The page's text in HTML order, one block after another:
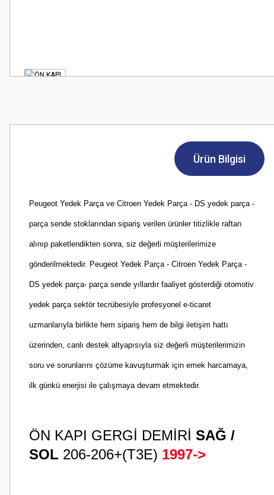
Ürün Bilgisi
Peugeot Yedek Parça ve Citroen Yedek Parça - DS yedek parça -
parça sende stoklarından sipariş verilen ürünler titizlikle raftan
alınıp paketlendikten sonra, siz değerli müşterilerimize
gönderilmektedir. Peugeot Yedek Parça - Citroen Yedek Parça -
DS yedek parça- parça sende yıllardır faaliyet gösterdiği otomotiv
yedek parça sektör tecrübesiyle profesyonel e-ticaret
uzmanlarıyla birlikte hem sipariş hem de bilgi iletişim hattı
üzerinden, canlı destek altyapısıyla siz değerli müşterilerimizin
soru ve sorunlarını çözüme kavuşturmak için emek harcamaya,
ilk günkü enerjisi ile çalışmaya devam etmektedir.
ÖN KAPI GERGİ DEMİRİ SAĞ /
SOL 206-206+(T3E) 1997->